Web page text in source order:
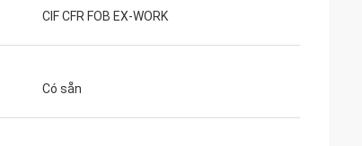
CIF CFR FOB EX-WORK
Có sẵn